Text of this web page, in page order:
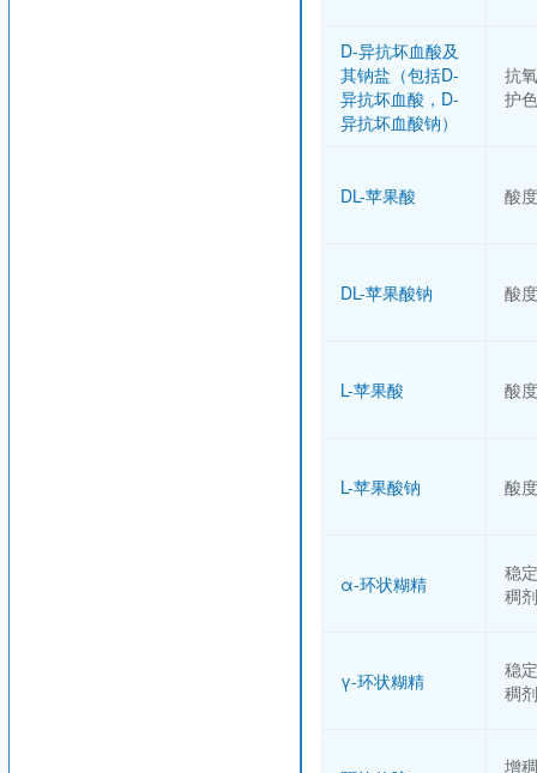
D-异抗坏血酸及
其钠盐（包括D-
异抗坏血酸，D-
异抗坏血酸钠）
抗
护
DL-苹果酸 酸
DL-苹果酸钠 酸
L-苹果酸 酸
L-苹果酸钠 酸
α-环状糊精
稳
稠剂
γ-环状糊精
稳
稠剂
增